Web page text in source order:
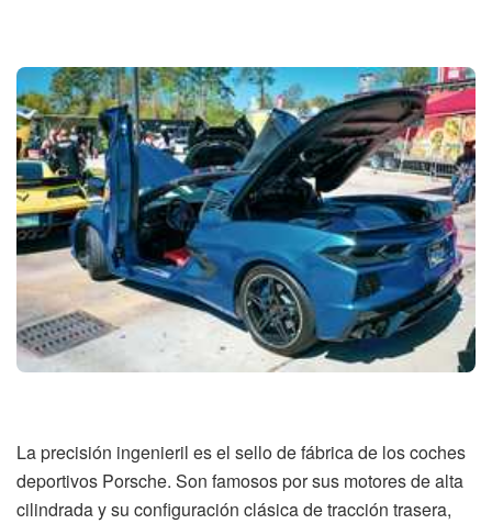
La precisión ingenieril es el sello de fábrica de los coches
deportivos Porsche. Son famosos por sus motores de alta
cilindrada y su configuración clásica de tracción trasera,